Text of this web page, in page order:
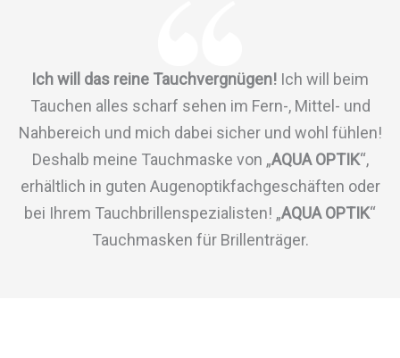
Ich will das reine Tauchvergnügen! Ich will beim
Tauchen alles scharf sehen im Fern-, Mittel- und
Nahbereich und mich dabei sicher und wohl fühlen!
Deshalb meine Tauchmaske von „AQUA OPTIK“,
erhältlich in guten Augenoptikfachgeschäften oder
bei Ihrem Tauchbrillenspezialisten! „AQUA OPTIK“
Tauchmasken für Brillenträger.